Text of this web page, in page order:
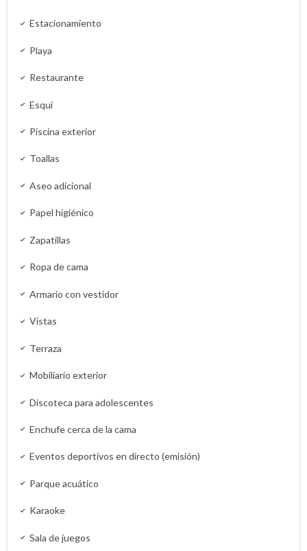
Estacionamiento
Playa
Restaurante
Esquí
Piscina exterior
Toallas
Aseo adicional
Papel higiénico
Zapatillas
Ropa de cama
Armario con vestidor
Vistas
Terraza
Mobiliario exterior
Discoteca para adolescentes
Enchufe cerca de la cama
Eventos deportivos en directo (emisión)
Parque acuático
Karaoke
Sala de juegos